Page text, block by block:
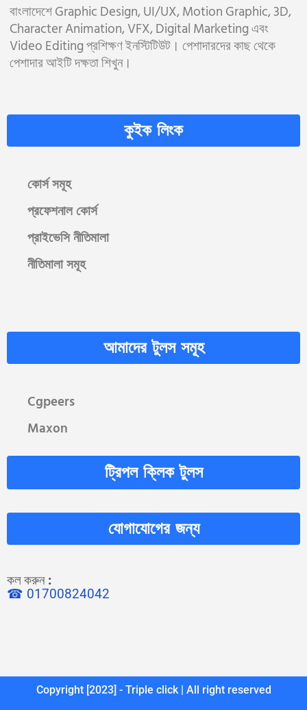
বাংলাদেশে Graphic Design, UI/UX, Motion Graphic, 3D,
Character Animation, VFX, Digital Marketing এবং
Video Editing প্রশিক্ষণ ইনস্টিটিউট। পেশাদারদের কাছ থেকে
পেশাদার আইটি দক্ষতা শিখুন।
কুইক লিংক
কোর্স সমূহ
প্রফেশনাল কোর্স
প্রাইভেসি নীতিমালা
নীতিমালা সমূহ
আমাদের টুলস সমূহ
Cgpeers
Maxon
ট্রিপল ক্লিক টুলস
যোগাযোগের জন্য
কল করুন:
☎ 01700824042
Copyright [2023] - Triple click | All right reserved